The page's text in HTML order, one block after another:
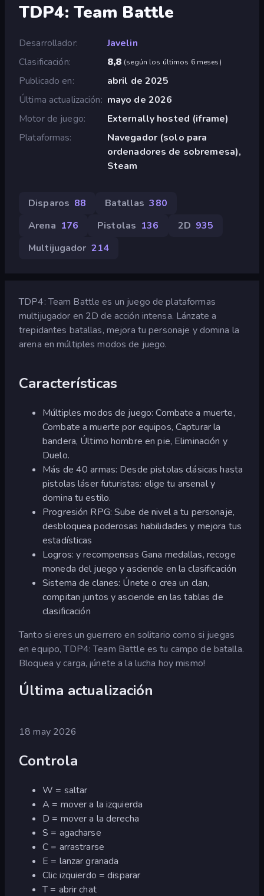
TDP4: Team Battle
Desarrollador
Javelin
Clasificación
8,8 (según los últimos 6 meses)
Publicado en
abril de 2025
Última actualización
mayo de 2026
Motor de juego
Externally hosted (iframe)
Plataformas
Navegador (solo para
ordenadores de sobremesa),
Steam
Disparos 88 Batallas 380
Arena 176 Pistolas 136 2D 935
Multijugador 214
TDP4: Team Battle es un juego de plataformas
multijugador en 2D de acción intensa. Lánzate a
trepidantes batallas, mejora tu personaje y domina la
arena en múltiples modos de juego.
Características
Múltiples modos de juego: Combate a muerte,
Combate a muerte por equipos, Capturar la
bandera, Último hombre en pie, Eliminación y
Duelo.
Más de 40 armas: Desde pistolas clásicas hasta
pistolas láser futuristas: elige tu arsenal y
domina tu estilo.
Progresión RPG: Sube de nivel a tu personaje,
desbloquea poderosas habilidades y mejora tus
estadísticas
Logros: y recompensas Gana medallas, recoge
moneda del juego y asciende en la clasificación
Sistema de clanes: Únete o crea un clan,
compitan juntos y asciende en las tablas de
clasificación
Tanto si eres un guerrero en solitario como si juegas
en equipo, TDP4: Team Battle es tu campo de batalla.
Bloquea y carga, ¡únete a la lucha hoy mismo!
Última actualización
18 may 2026
Controla
W = saltar
A = mover a la izquierda
D = mover a la derecha
S = agacharse
C = arrastrarse
E = lanzar granada
Clic izquierdo = disparar
T = abrir chat